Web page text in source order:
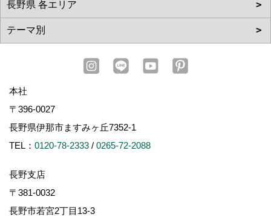
本社
〒396-0027
長野県伊那市ますみヶ丘7352-1
TEL： 0120-78-2333 / 0265-72-2088
長野支店
〒381-0032
長野市若宮2丁目13-3